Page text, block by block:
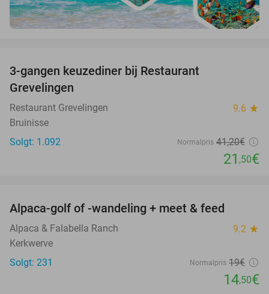
3-gangen keuzediner bij Restaurant
Grevelingen
Restaurant Grevelingen 9.6 star
Bruinisse
Solgt: 1.092
Normalpris 41,20€
21 ,50€
Alpaca-golf of -wandeling + meet & feed
Alpaca & Falabella Ranch 9.2 star
Kerkwerve
Solgt: 231
Normalpris 19€
14,50€